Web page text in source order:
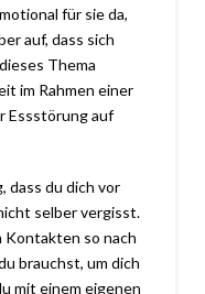
für sie da,
auf, dass sich
Thema
im Rahmen einer
Essstörung auf
dass du dich vor
selber vergisst.
Kontakten so nach
brauchst, um dich
mit einem eigenen